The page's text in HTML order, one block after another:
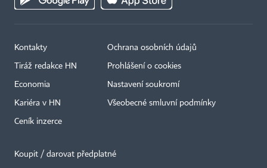
Kontakty
Tiráž redakce HN
Economia
Kariéra v HN
Ceník inzerce
Ochrana osobních údajů
Prohlášení o cookies
Nastavení soukromí
Všeobecné smluvní podmínky
Koupit / darovat předplatné